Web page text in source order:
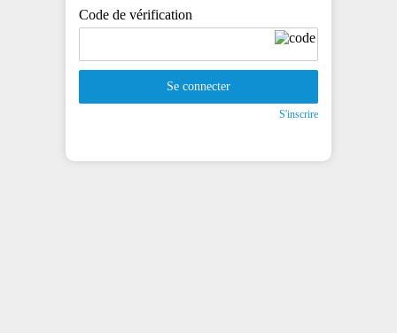
Code de vérification
Se connecter
S'inscrire